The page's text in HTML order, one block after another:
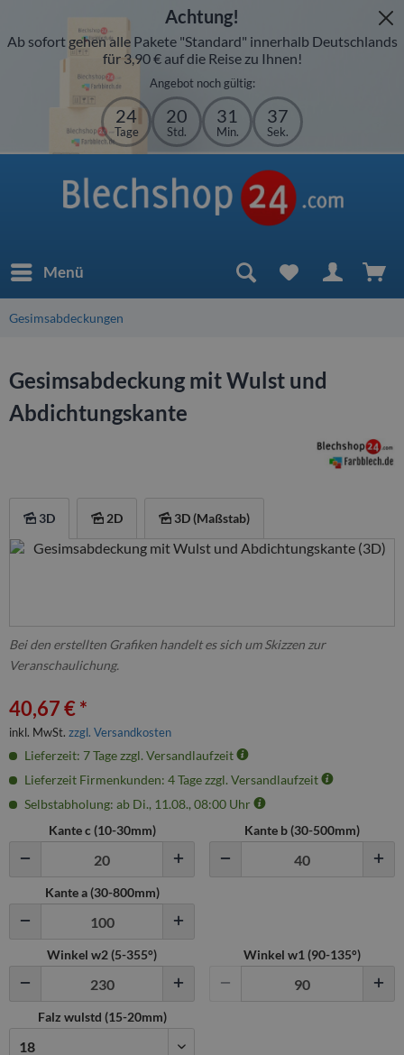
Achtung!
Ab sofort gehen alle Pakete "Standard" innerhalb Deutschlands
für 3,90 € auf die Reise zu Ihnen!
Angebot noch gültig:
24
Tage
20
Std.
31
Min.
37
Sek.
Menü
Gesimsabdeckungen
Gesimsabdeckung mit Wulst und
Abdichtungskante
3D 2D 3D (Maßstab)
Bei den erstellten Grafiken handelt es sich um Skizzen zur
Veranschaulichung.
40,67 € *
inkl. MwSt. zzgl. Versandkosten
Lieferzeit: 7 Tage zzgl. Versandlaufzeit
Lieferzeit Firmenkunden: 4 Tage zzgl. Versandlaufzeit
Selbstabholung: ab Di., 11.08., 08:00 Uhr
Kante c (10-30mm) Kante b (30-500mm)
Kante a (30-800mm)
Winkel w2 (5-355°) Winkel w1 (90-135°)
Falz wulstd (15-20mm)